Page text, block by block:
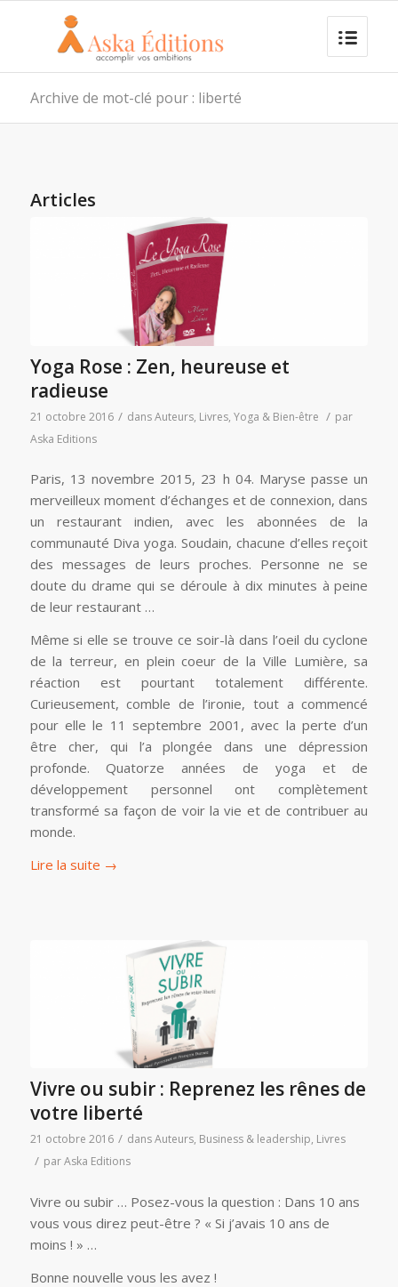
Archive de mot-clé pour : liberté
Articles
Yoga Rose : Zen, heureuse et
radieuse
21 octobre 2016 / dansAuteurs, Livres, Yoga & Bien-être / par
Aska Editions
Paris, 13 novembre 2015, 23 h 04. Maryse passe un
merveilleux moment d’échanges et de connexion, dans
un restaurant indien, avec les abonnées de la
communauté Diva yoga. Soudain, chacune d’elles reçoit
des messages de leurs proches. Personne ne se
doute du drame qui se déroule à dix minutes à peine
de leur restaurant …
Même si elle se trouve ce soir-là dans l’oeil du cyclone
de la terreur, en plein coeur de la Ville Lumière, sa
réaction est pourtant totalement différente.
Curieusement, comble de l’ironie, tout a commencé
pour elle le 11 septembre 2001, avec la perte d’un
être cher, qui l’a plongée dans une dépression
profonde. Quatorze années de yoga et de
développement personnel ont complètement
transformé sa façon de voir la vie et de contribuer au
monde.
Lire la suite →
Vivre ou subir : Reprenez les rênes de
votre liberté
21 octobre 2016 / dansAuteurs, Business & leadership, Livres
/ parAska Editions
Vivre ou subir … Posez-vous la question : Dans 10 ans
vous vous direz peut-être ? « Si j’avais 10 ans de
moins ! » …
Bonne nouvelle vous les avez !